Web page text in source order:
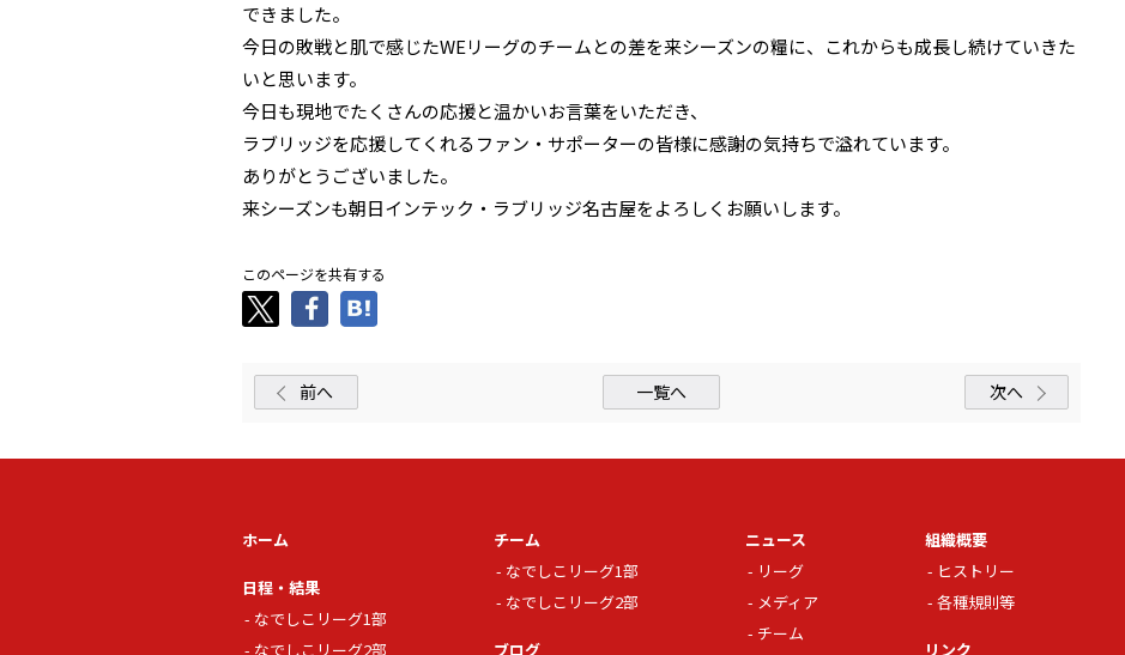
できました。
今日の敗戦と肌で感じたWEリーグのチームとの差を来シーズンの糧に、これからも成長し続けていきた
いと思います。
今日も現地でたくさんの応援と温かいお言葉をいただき、
ラブリッジを応援してくれるファン・サポーターの皆様に感謝の気持ちで溢れています。
ありがとうございました。
来シーズンも朝日インテック・ラブリッジ名古屋をよろしくお願いします。
このページを共有する
前へ 一覧へ 次へ
ホーム
日程・結果
なでしこリーグ1部
なでしこリーグ2部
チーム
なでしこリーグ1部
なでしこリーグ2部
ブログ
ニュース
リーグ
メディア
チーム
組織概要
ヒストリー
各種規則等
リンク